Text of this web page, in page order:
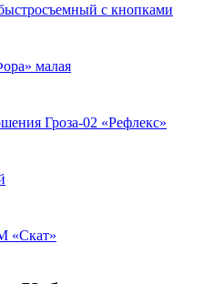
с кнопками
малая
Гроза-02 «Рефлекс»
«Скат»